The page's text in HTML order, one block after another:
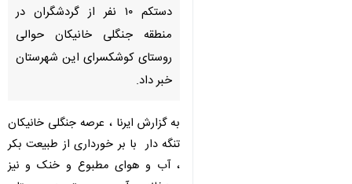
دستکم ۱۰ نفر از گردشگران در
منطقه جنگلی خانیکان حوالی
روستای کوشکسرای این شهرستان
خبر داد.
به گزارش ایرنا ، عرصه جنگلی خانیکان
تنگه دار با بر خورداری از طبیعت بکر
، آب و هوای مطبوع و خنک و نیز